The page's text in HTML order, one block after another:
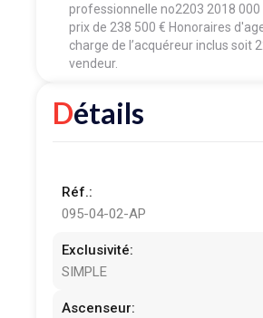
professionnelle no2203 2018 000
prix de 238 500 € Honoraires
charge de l’acquéreur inclus soit
vendeur.
Détails
Réf.:
095-04-02-AP
Exclusivité:
SIMPLE
Ascenseur: